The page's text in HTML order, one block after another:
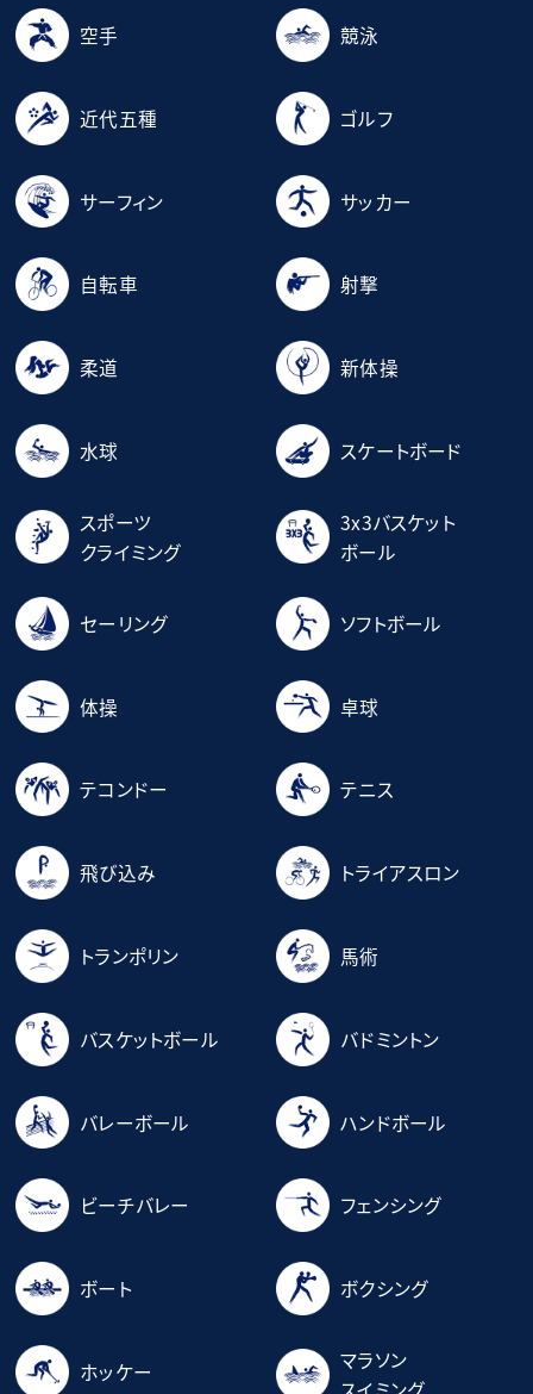
空手 競泳
近代五種 ゴルフ
サーフィン サッカー
自転車 射撃
柔道 新体操
水球 スケートボード
スポーツ
クライミング
3x3バスケット
ボール
セーリング ソフトボール
体操 卓球
テコンドー テニス
飛び込み トライアスロン
トランポリン 馬術
バスケットボール バドミントン
バレーボール ハンドボール
ビーチバレー フェンシング
ボート ボクシング
ホッケー
マラソン